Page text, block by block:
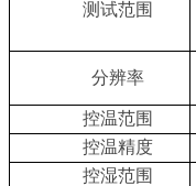
测试范围
分辨率
控温范围
控温精度
控湿范围